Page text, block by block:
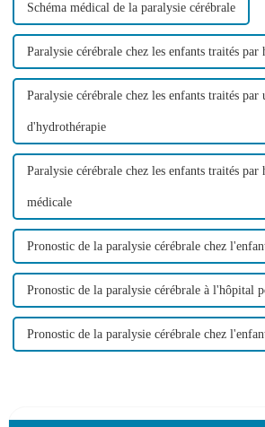
Schéma médical de la paralysie cérébrale
Paralysie cérébrale chez les enfants traités par
Paralysie cérébrale chez les enfants traités par
d'hydrothérapie
Paralysie cérébrale chez les enfants traités par
médicale
Pronostic de la paralysie cérébrale chez
Pronostic de la paralysie cérébrale à l'hôpital
Pronostic de la paralysie cérébrale chez